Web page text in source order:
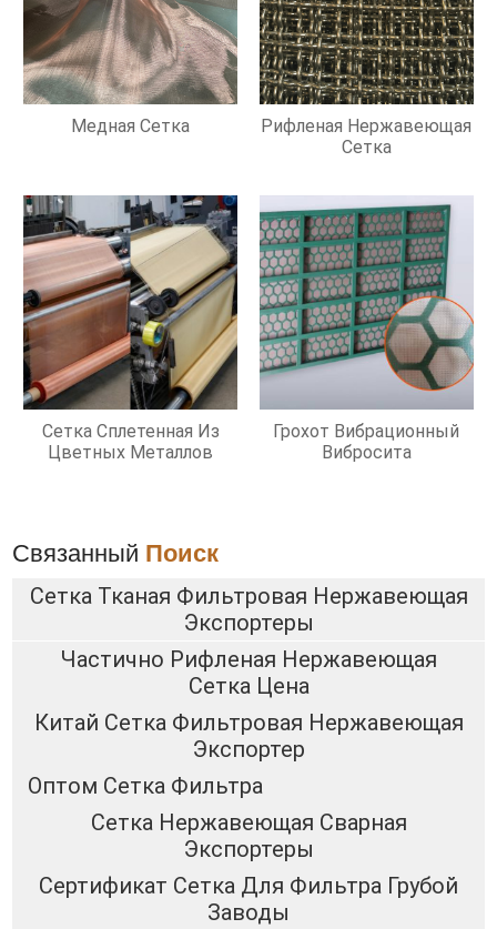
Медная Сетка
Рифленая Нержавеющая
Сетка
Сетка Сплетенная Из
Цветных Металлов
Грохот Вибрационный
Вибросита
Связанный Поиск
Сетка Тканая Фильтровая Нержавеющая
Экспортеры
Частично Рифленая Нержавеющая
Сетка Цена
Китай Сетка Фильтровая Нержавеющая
Экспортер
Оптом Сетка Фильтра
Сетка Нержавеющая Сварная
Экспортеры
Сертификат Сетка Для Фильтра Грубой
Заводы